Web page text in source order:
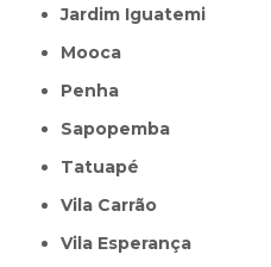
Jardim Iguatemi
Mooca
Penha
Sapopemba
Tatuapé
Vila Carrão
Vila Esperança